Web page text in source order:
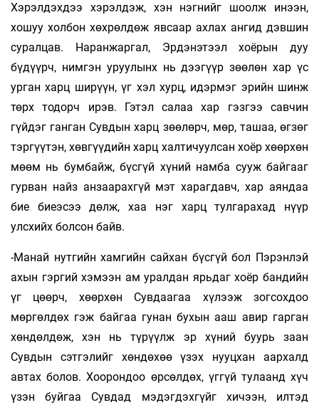
Хэрэлдэхдээ хэрэлдэж, хэн нэгнийг шоолж инээн,
хошуу холбон хөхрөлдөж явсаар ахлах ангид дэвшин
суралцав. Наранжаргал, Эрдэнэтээл хоёрын дуу
бүдүүрч, нимгэн уруулынх нь дээгүүр зөөлөн хар үс
урган харц ширүүн, үг хэл хурц, идэрмэг эрийн шинж
төрх тодорч ирэв. Гэтэл салаа хар гэзгээ савчин
гүйдэг ганган Сувдын харц зөөлөрч, мөр, ташаа, өгзөг
тэргүүтэн, хөвгүүдийн харц халтичуулсан хоёр хөөрхөн
мөөм нь бумбайж, бүсгүй хүний намба сууж байгааг
гурван найз анзаарахгүй мэт харагдавч, хар аяндаа
бие биеэсээ дөлж, хаа нэг харц тулгарахад нүүр
улсхийх болсон байв.
-Манай нутгийн хамгийн сайхан бүсгүй бол Пэрэнлэй
ахын гэргий хэмээн ам уралдан ярьдаг хоёр бандийн
үг цөөрч, хөөрхөн Сувдаагаа хүлээж зогсохдоо
мөргөлдөх гэж байгаа гунан бухын ааш авир гарган
хөндөлдөж, хэн нь түрүүлж эр хүний буурь заан
Сувдын сэтгэлийг хөндөхөө үзэх нууцхан аархалд
автах болов. Хоорондоо өрсөлдөх, үггүй тулаанд хүч
үзэн буйгаа Сувдад мэдэгдэхгүйг хичээн, илтэд